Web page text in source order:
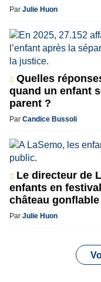
Par Julie Huon
Quelles
quand un enfant
parent ?
Par Candice Bussoli
Le directeur de
enfants en
château gonflable
Par Julie Huon